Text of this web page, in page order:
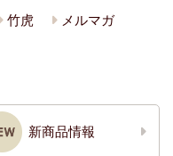
竹虎
メルマガ
新商品情報